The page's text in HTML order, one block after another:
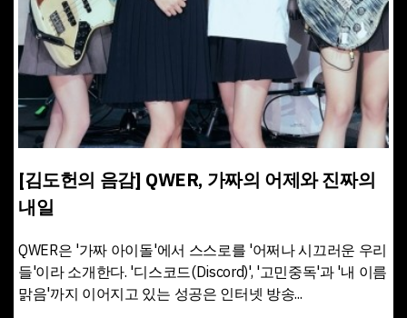
[김도헌의 음감] QWER, 가짜의 어제와 진짜의
내일
QWER은 '가짜 아이돌'에서 스스로를 '어쩌나 시끄러운 우리
들'이라 소개한다. '디스코드(Discord)', '고민중독'과 '내 이름
맑음'까지 이어지고 있는 성공은 인터넷 방송...